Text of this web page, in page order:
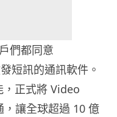
們都同意
短訊的通訊軟件。
正式將 Video
讓全球超過 10 億